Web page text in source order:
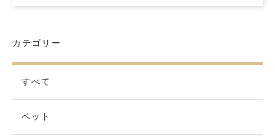
カテゴリー
すべて
ペット